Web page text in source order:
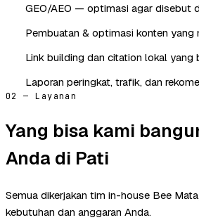
GEO/AEO — optimasi agar disebut
Pembuatan & optimasi konten yang
Link building dan citation lokal yang
Laporan peringkat, trafik, dan
02 — Layanan
Yang bisa kami
Anda di Pati
Semua dikerjakan tim in-house Bee
kebutuhan dan anggaran Anda.